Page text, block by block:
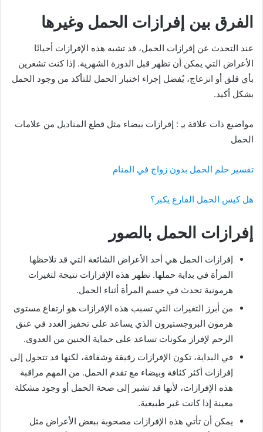
الفرق بين إفرازات الحمل وغيرها
عند التحدث عن إفرازات الحمل، قد تشبه هذه الإفرازات أحيانًا
الأعراض التي يمكن أن تظهر قبل الدورة الشهرية. إذا كنت تشعرين
بأي قلق أو انزعاج، يُفضل إجراء اختبار الحمل للتأكد من وجود الحمل
بشكل أكيد.
مواضيع ذات علاقة بـِ : إفرازات بيضاء مثل قطع المناديل من علامات
الحمل
تفسير حلم الحمل بدون زواج في المنام
هل كيس الحمل الفارغ يكبر؟
إفرازات الحمل بالصور
إفرازات الحمل هي أحد الأعراض الشائعة التي قد تلاحظها
المرأة في بداية حملها. تظهر هذه الإفرازات نتيجة لتغيرات
هرمونية تحدث في جسم المرأة أثناء الحمل.
من أبرز التغيرات التي تسبب هذه الإفرازات هو ارتفاع مستوى
هرمون البروجستيرون الذي يساعد على تحفيز الغدد في عنق
الرحم لإفراز مكونات تساعد على حماية الجنين من العدوى.
في البداية، تكون الإفرازات رقيقة وشفافة، لكنها قد تتحول إلى
إفرازات أكثر كثافة وبيضاء مع تقدم الحمل. من المهم مراقبة
هذه الإفرازات، لأنها قد تشير إلى صحة الحمل أو وجود مشكلة
معينة إذا كانت غير طبيعية.
يمكن أن تأتي هذه الإفرازات مصحوبة ببعض الأعراض مثل